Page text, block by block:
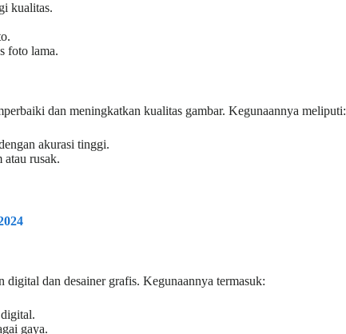
kualitas.
foto lama.
dan meningkatkan kualitas gambar. Kegunaannya meliputi:
akurasi tinggi.
rusak.
dan desainer grafis. Kegunaannya termasuk:
gaya.